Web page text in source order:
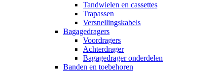
Tandwielen en cassettes
Trapassen
Versnellingskabels
Bagagedragers
Voordragers
Achterdrager
Bagagedrager onderdelen
Banden en toebehoren